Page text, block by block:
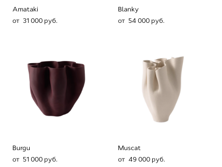
Amataki
от 31 000 pуб.
Blanky
от 54 000 pуб.
Burgu
от 51 000 pуб.
Muscat
от 49 000 pуб.